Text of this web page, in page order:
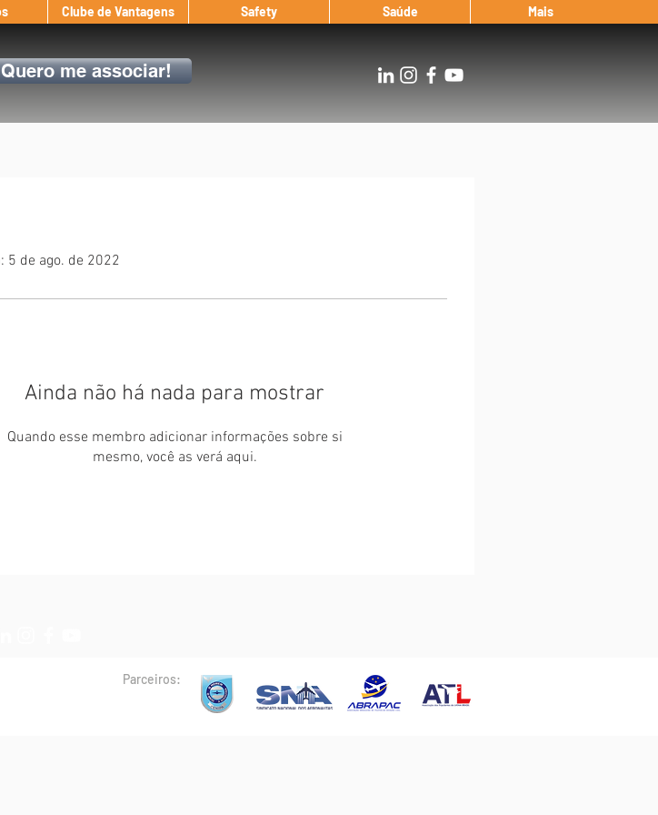
Clube de Vantagens Safety Saúde Mais
Quero me associar!
5 de ago. de 2022
Ainda não há nada para mostrar
Quando esse membro adicionar informações sobre si
mesmo, você as verá aqui.
Parceiros: